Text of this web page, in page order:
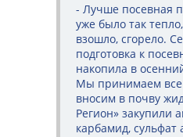
- Лучше посевная
уже было так
взошло, сгорело.
подготовка к
накопила в
Мы принимаем все
вносим в почву
Регион» закупили
карбамид, сульфат